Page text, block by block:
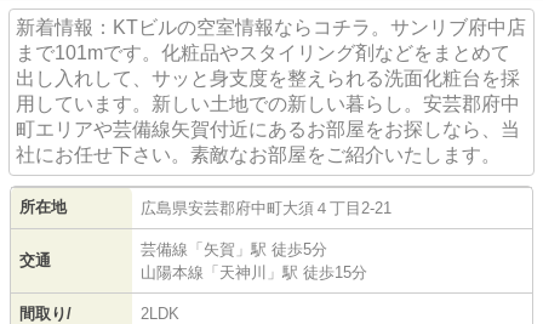
新着情報：KTビルの空室情報ならコチラ。サンリブ府中店
まで101mです。化粧品やスタイリング剤などをまとめて
出し入れして、サッと身支度を整えられる洗面化粧台を採
用しています。新しい土地での新しい暮らし。安芸郡府中
町エリアや芸備線矢賀付近にあるお部屋をお探しなら、当
社にお任せ下さい。素敵なお部屋をご紹介いたします。
所在地 広島県安芸郡府中町大須 ４丁目2-21
交通
芸備線 「矢賀 」駅 徒歩5分
山陽本線 「天神川 」駅 徒歩15分
間取り/
2LDK